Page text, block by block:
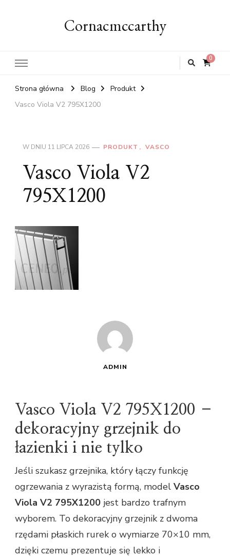
Cornacmccarthy
0
Strona główna Blog
Produkt
Vasco Viola V2 795X1200
W DNIU 11 LIPCA 2026 PRODUKT VASCO
Vasco Viola V2
795X1200
ADMIN
Vasco Viola V2 795X1200 –
dekoracyjny grzejnik do
łazienki i nie tylko
Jeśli szukasz grzejnika, który łączy funkcję
ogrzewania z wyrazistą formą, model Vasco
Viola V2 795X1200 jest bardzo trafnym
wyborem. To dekoracyjny grzejnik z dwoma
rzędami płaskich rurek o wymiarze 70×10 mm,
dzięki czemu prezentuje się lekko i